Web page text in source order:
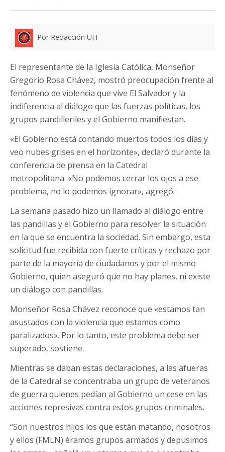
Por Redacción UH
El representante de la Iglesia Católica, Monseñor
Gregorio Rosa Chávez, mostró preocupación frente al
fenómeno de violencia que vive El Salvador y la
indiferencia al diálogo que las fuerzas políticas, los
grupos pandilleriles y el Gobierno manifiestan.
«El Gobierno está contando muertos todos los días y
veo nubes grises en el horizonte», declaró durante la
conferencia de prensa en la Catedral
metropolitana. «No podemos cerrar los ojos a ese
problema, no lo podemos ignorar», agregó.
La semana pasado hizo un llamado al diálogo entre
las pandillas y el Gobierno para resolver la situación
en la que se encuentra la sociedad. Sin embargo, esta
solicitud fue recibida con fuerte críticas y rechazo por
parte de la mayoría de ciudadanos y por el mismo
Gobierno, quien aseguró que no hay planes, ni existe
un diálogo con pandillas.
Monseñor Rosa Chávez reconoce que «estamos tan
asustados con la violencia que estamos como
paralizados». Por lo tanto, este problema debe ser
superado, sostiene.
Mientras se daban estas declaraciones, a las afueras
de la Catedral se concentraba un grupo de veteranos
de guerra quienes pedían al Gobierno un cese en las
acciones represivas contra estos grupos criminales.
“Son nuestros hijos los que están matando, nosotros
y ellos (FMLN) éramos grupos armados y depusimos